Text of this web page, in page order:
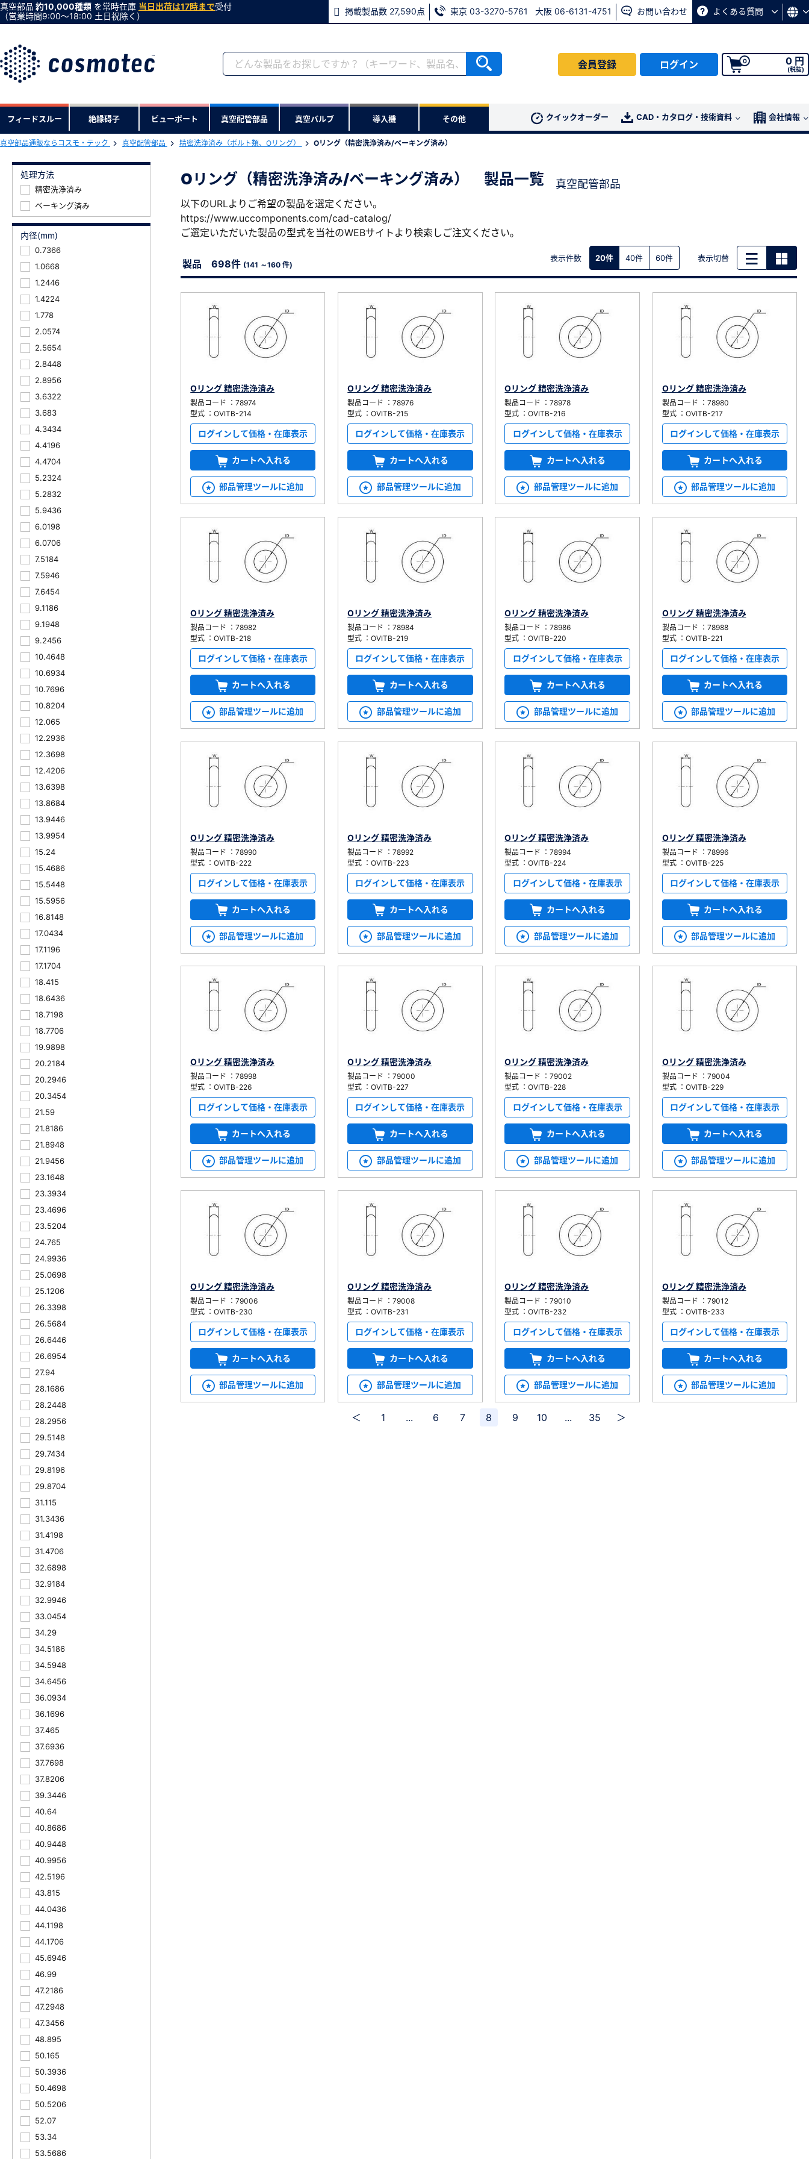
真空部品 約10,000種類 を常時在庫 当日出荷は17時まで受付
（営業時間9:00〜18:00 土日祝除く）
掲載製品数 27,590点 東京 03-3270-5761 大阪 06-6131-4751 お問い合わせ よくある質問
会員登録 ログイン 0 0 円
(税抜)
フィードスルー 絶縁碍子 ビューポート 真空配管部品 真空バルブ 導入機 その他 クイックオーダー CAD・カタログ・技術資料 会社情報
真空部品通販ならコスモ・テック 真空配管部品 精密洗浄済み（ボルト類、Oリング） Oリング（精密洗浄済み/ベーキング済み）
Oリング（精密洗浄済み/ベーキング済み） 製品一覧 真空配管部品
以下のURLよりご希望の製品を選定ください。
https://www.uccomponents.com/cad-catalog/
ご選定いただいた製品の型式を当社のWEBサイトより検索しご注文ください。
製品 698件 (141 ～160 件)
表示件数 20件 40件 60件 表示切替
Oリング 精密洗浄済み
製品コード ：78974
型式 ：OVITB-214
ログインして価格・在庫表示
カートへ入れる
部品管理ツールに追加
Oリング 精密洗浄済み
製品コード ：78976
型式 ：OVITB-215
ログインして価格・在庫表示
カートへ入れる
部品管理ツールに追加
Oリング 精密洗浄済み
製品コード ：78978
型式 ：OVITB-216
ログインして価格・在庫表示
カートへ入れる
部品管理ツールに追加
Oリング 精密洗浄済み
製品コード ：78980
型式 ：OVITB-217
ログインして価格・在庫表示
カートへ入れる
部品管理ツールに追加
Oリング 精密洗浄済み
製品コード ：78982
型式 ：OVITB-218
ログインして価格・在庫表示
カートへ入れる
部品管理ツールに追加
Oリング 精密洗浄済み
製品コード ：78984
型式 ：OVITB-219
ログインして価格・在庫表示
カートへ入れる
部品管理ツールに追加
Oリング 精密洗浄済み
製品コード ：78986
型式 ：OVITB-220
ログインして価格・在庫表示
カートへ入れる
部品管理ツールに追加
Oリング 精密洗浄済み
製品コード ：78988
型式 ：OVITB-221
ログインして価格・在庫表示
カートへ入れる
部品管理ツールに追加
Oリング 精密洗浄済み
製品コード ：78990
型式 ：OVITB-222
ログインして価格・在庫表示
カートへ入れる
部品管理ツールに追加
Oリング 精密洗浄済み
製品コード ：78992
型式 ：OVITB-223
ログインして価格・在庫表示
カートへ入れる
部品管理ツールに追加
Oリング 精密洗浄済み
製品コード ：78994
型式 ：OVITB-224
ログインして価格・在庫表示
カートへ入れる
部品管理ツールに追加
Oリング 精密洗浄済み
製品コード ：78996
型式 ：OVITB-225
ログインして価格・在庫表示
カートへ入れる
部品管理ツールに追加
Oリング 精密洗浄済み
製品コード ：78998
型式 ：OVITB-226
ログインして価格・在庫表示
カートへ入れる
部品管理ツールに追加
Oリング 精密洗浄済み
製品コード ：79000
型式 ：OVITB-227
ログインして価格・在庫表示
カートへ入れる
部品管理ツールに追加
Oリング 精密洗浄済み
製品コード ：79002
型式 ：OVITB-228
ログインして価格・在庫表示
カートへ入れる
部品管理ツールに追加
Oリング 精密洗浄済み
製品コード ：79004
型式 ：OVITB-229
ログインして価格・在庫表示
カートへ入れる
部品管理ツールに追加
Oリング 精密洗浄済み
製品コード ：79006
型式 ：OVITB-230
ログインして価格・在庫表示
カートへ入れる
部品管理ツールに追加
Oリング 精密洗浄済み
製品コード ：79008
型式 ：OVITB-231
ログインして価格・在庫表示
カートへ入れる
部品管理ツールに追加
Oリング 精密洗浄済み
製品コード ：79010
型式 ：OVITB-232
ログインして価格・在庫表示
カートへ入れる
部品管理ツールに追加
Oリング 精密洗浄済み
製品コード ：79012
型式 ：OVITB-233
ログインして価格・在庫表示
カートへ入れる
部品管理ツールに追加
＜ 1 ... 6 7 8 9 10 ... 35 ＞
処理方法
精密洗浄済み
ベーキング済み
内径(mm)
0.7366
1.0668
1.2446
1.4224
1.778
2.0574
2.5654
2.8448
2.8956
3.6322
3.683
4.3434
4.4196
4.4704
5.2324
5.2832
5.9436
6.0198
6.0706
7.5184
7.5946
7.6454
9.1186
9.1948
9.2456
10.4648
10.6934
10.7696
10.8204
12.065
12.2936
12.3698
12.4206
13.6398
13.8684
13.9446
13.9954
15.24
15.4686
15.5448
15.5956
16.8148
17.0434
17.1196
17.1704
18.415
18.6436
18.7198
18.7706
19.9898
20.2184
20.2946
20.3454
21.59
21.8186
21.8948
21.9456
23.1648
23.3934
23.4696
23.5204
24.765
24.9936
25.0698
25.1206
26.3398
26.5684
26.6446
26.6954
27.94
28.1686
28.2448
28.2956
29.5148
29.7434
29.8196
29.8704
31.115
31.3436
31.4198
31.4706
32.6898
32.9184
32.9946
33.0454
34.29
34.5186
34.5948
34.6456
36.0934
36.1696
37.465
37.6936
37.7698
37.8206
39.3446
40.64
40.8686
40.9448
40.9956
42.5196
43.815
44.0436
44.1198
44.1706
45.6946
46.99
47.2186
47.2948
47.3456
48.895
50.165
50.3936
50.4698
50.5206
52.07
53.34
53.5686
会員登録がお済みでない方
会員登録をすれば、便利な機能がご利用いただけます。
※新規会員登録をお申し込み頂いてから本登録となるまで、数日間かかる場合があります。
また当社の判断によりお断りする場合があります。
会員の方はこちら